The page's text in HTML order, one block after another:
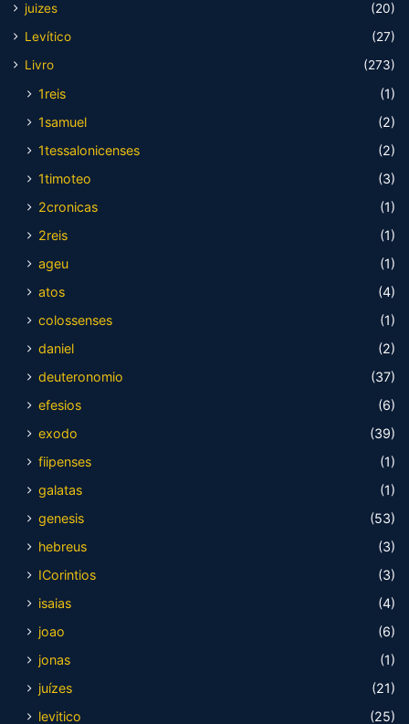
juizes
(20)
Levítico
(27)
Livro
(273)
1reis
(1)
1samuel
(2)
1tessalonicenses
(2)
1timoteo
(3)
2cronicas
(1)
2reis
(1)
ageu
(1)
atos
(4)
colossenses
(1)
daniel
(2)
deuteronomio
(37)
efesios
(6)
exodo
(39)
fiipenses
(1)
galatas
(1)
genesis
(53)
hebreus
(3)
ICorintios
(3)
isaias
(4)
joao
(6)
jonas
(1)
juízes
(21)
levitico
(25)